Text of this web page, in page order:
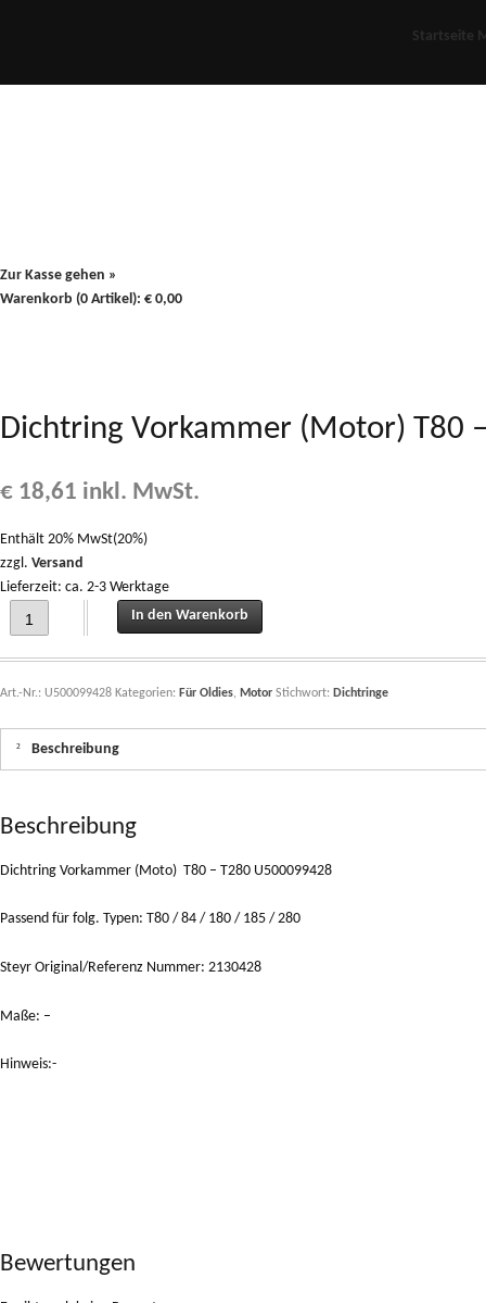
Startseite
Zur Kasse gehen »
Warenkorb (0 Artikel): € 0,00
Dichtring Vorkammer (Motor) T80
€ 18,61 inkl. MwSt.
Enthält 20% MwSt(20%)
zzgl. Versand
Lieferzeit: ca. 2-3 Werktage
Dichtring Vorkammer (Motor) T80 - T280 U500099428 quantity
In den Warenkorb
Art.-Nr.: U500099428 Kategorien: Für Oldies, Motor Stichwort: Dichtringe
Beschreibung
Beschreibung
Dichtring Vorkammer (Moto) T80 – T280 U500099428
Passend für folg. Typen: T80 / 84 / 180 / 185 / 280
Steyr Original/Referenz Nummer: 2130428
Maße: –
Hinweis:-
Bewertungen